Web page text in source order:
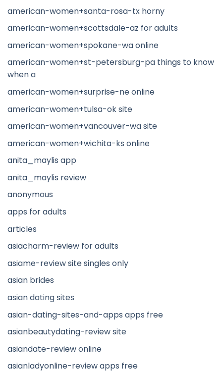
american-women+santa-rosa-tx horny
american-women+scottsdale-az for adults
american-women+spokane-wa online
american-women+st-petersburg-pa things to know
when a
american-women+surprise-ne online
american-women+tulsa-ok site
american-women+vancouver-wa site
american-women+wichita-ks online
anita_maylis app
anita_maylis review
anonymous
apps for adults
articles
asiacharm-review for adults
asiame-review site singles only
asian brides
asian dating sites
asian-dating-sites-and-apps apps free
asianbeautydating-review site
asiandate-review online
asianladyonline-review apps free